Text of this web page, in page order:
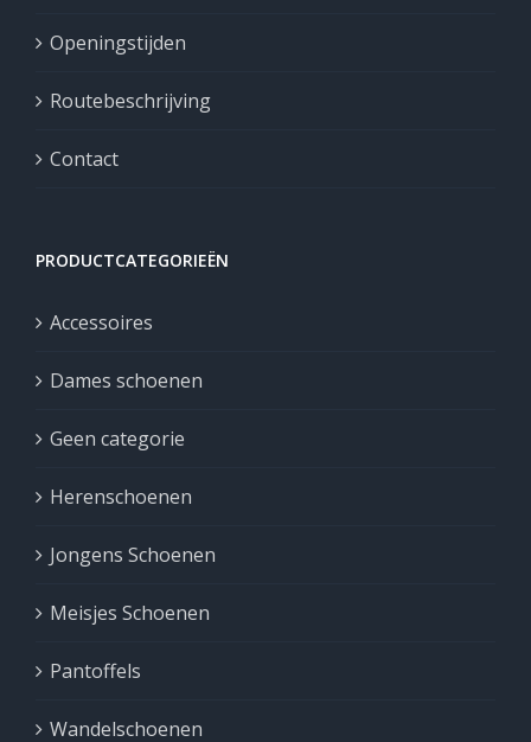
Openingstijden
Routebeschrijving
Contact
PRODUCTCATEGORIEËN
Accessoires
Dames schoenen
Geen categorie
Herenschoenen
Jongens Schoenen
Meisjes Schoenen
Pantoffels
Wandelschoenen